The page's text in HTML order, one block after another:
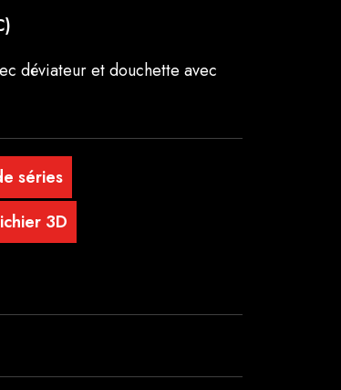
déviateur et douchette avec
séries
3D